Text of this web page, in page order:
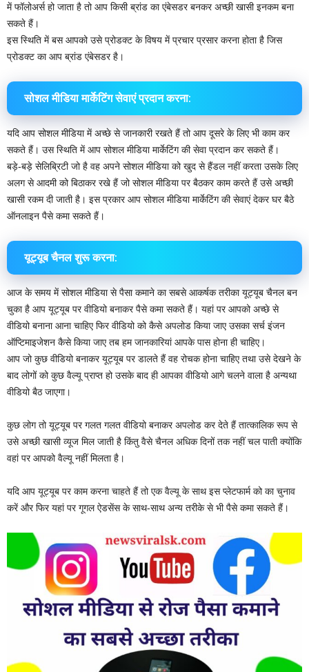
में फॉलोअर्स हो जाता है तो आप किसी ब्रांड का एंबेसडर बनकर अच्छी खासी इनकम बना
सकते हैं।
इस स्थिति में बस आपको उसे प्रोडक्ट के विषय में प्रचार प्रसार करना होता है जिस
प्रोडक्ट का आप ब्रांड एंबेसडर है।
सोशल मीडिया मार्केटिंग सेवाएं प्रदान करना:
यदि आप सोशल मीडिया में अच्छे से जानकारी रखते हैं तो आप दूसरे के लिए भी काम कर
सकते हैं। उस स्थिति में आप सोशल मीडिया मार्केटिंग की सेवा प्रदान कर सकते हैं।
बड़े-बड़े सेलिब्रिटी जो है वह अपने सोशल मीडिया को खुद से हैंडल नहीं करता उसके लिए
अलग से आदमी को बिठाकर रखे हैं जो सोशल मीडिया पर बैठकर काम करते हैं उसे अच्छी
खासी रकम दी जाती है। इस प्रकार आप सोशल मीडिया मार्केटिंग की सेवाएं देकर घर बैठे
ऑनलाइन पैसे कमा सकते हैं।
यूट्यूब चैनल शुरू करना:
आज के समय में सोशल मीडिया से पैसा कमाने का सबसे आकर्षक तरीका यूट्यूब चैनल बन
चुका है आप यूट्यूब पर वीडियो बनाकर पैसे कमा सकते हैं। यहां पर आपको अच्छे से
वीडियो बनाना आना चाहिए फिर वीडियो को कैसे अपलोड किया जाए उसका सर्च इंजन
ऑप्टिमाइजेशन कैसे किया जाए तब हम जानकारियां आपके पास होना ही चाहिए।
आप जो कुछ वीडियो बनाकर यूट्यूब पर डालते हैं वह रोचक होना चाहिए तथा उसे देखने के
बाद लोगों को कुछ वैल्यू प्राप्त हो उसके बाद ही आपका वीडियो आगे चलने वाला है अन्यथा
वीडियो बैठ जाएगा।
कुछ लोग तो यूट्यूब पर गलत गलत वीडियो बनाकर अपलोड कर देते हैं तात्कालिक रूप से
उसे अच्छी खासी व्यूज मिल जाती है किंतु वैसे चैनल अधिक दिनों तक नहीं चल पाती क्योंकि
वहां पर आपको वैल्यू नहीं मिलता है।
यदि आप यूट्यूब पर काम करना चाहते हैं तो एक वैल्यू के साथ इस प्लेटफार्म को का चुनाव
करें और फिर यहां पर गूगल ऐडसेंस के साथ-साथ अन्य तरीके से भी पैसे कमा सकते हैं।